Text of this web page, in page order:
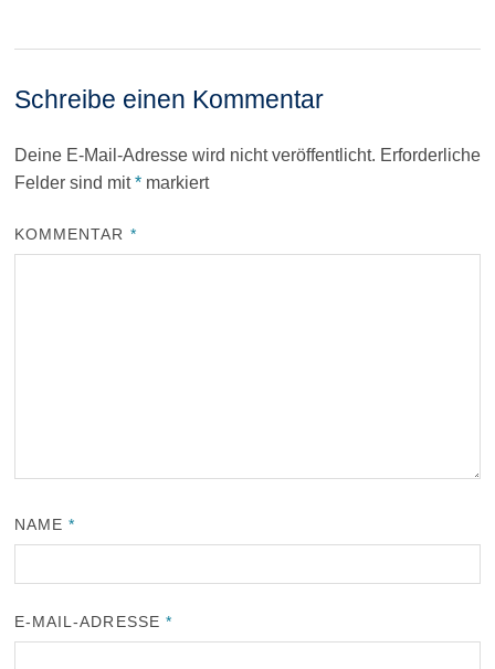
Schreibe einen Kommentar
Deine E-Mail-Adresse wird nicht veröffentlicht. Erforderliche
Felder sind mit*markiert
KOMMENTAR *
NAME*
E-MAIL-ADRESSE *